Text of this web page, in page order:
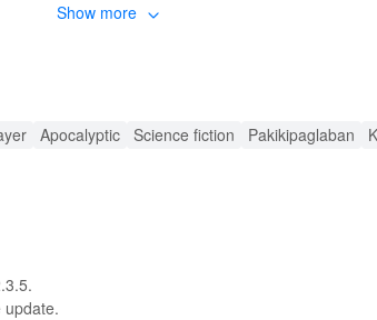
para sa tagumpay.
Show more
Apocalyptic Science fiction Pakikipaglaban
update.